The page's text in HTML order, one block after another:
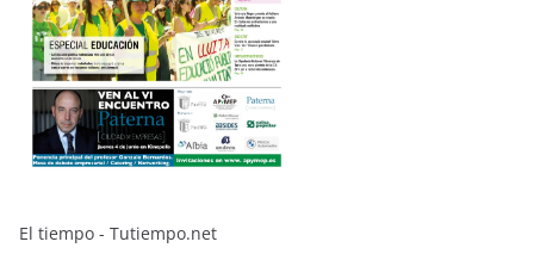
El tiempo - Tutiempo.net